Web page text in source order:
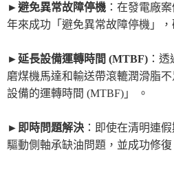
►避免異常故障停機 ：在發電廠
年來成功「避免異常故障停機」
►延長設備運轉時間 (MTBF) ：
磨煤機馬達和輸送帶滾轆潤滑脂
設備的運轉時間 (MTBF) 」 。
►即時問題解決 ：即使在清明連
驅動側軸承缺油問題，並成功修復